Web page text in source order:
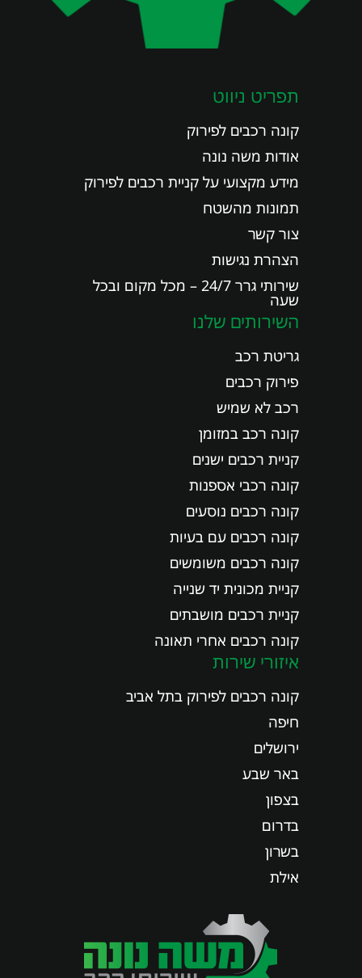
תפריט ניווט
קונה רכבים לפירוק
אודות משה נונה
מידע מקצועי על קניית רכבים לפירוק
תמונות מהשטח
צור קשר
הצהרת נגישות
שירותי גרר 24/7 – מכל מקום ובכל
שעה
השירותים שלנו
גריטת רכב
פירוק רכבים
רכב לא שמיש
קונה רכב במזומן
קניית רכבים ישנים
קונה רכבי אספנות
קונה רכבים נוסעים
קונה רכבים עם בעיות
קונה רכבים משומשים
קניית מכונית יד שנייה
קניית רכבים מושבתים
קונה רכבים אחרי תאונה
איזורי שירות
קונה רכבים לפירוק בתל אביב
חיפה
ירושלים
באר שבע
בצפון
בדרום
בשרון
אילת